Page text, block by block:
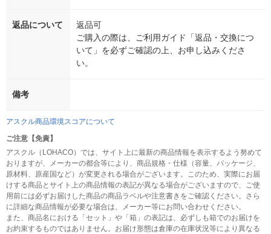
返品について
返品可
ご購入の際は、ご利用ガイド「返品・交換につ
いて」を必ずご確認の上、お申し込みくださ
い。
備考
アスクル商品環境スコアについて
ご注意【免責】
アスクル（LOHACO）では、サイト上に最新の商品情報を表示するよう努めて
おりますが、メーカーの都合等により、商品規格・仕様（容量、パッケージ、
原材料、原産国など）が変更される場合がございます。このため、実際にお届
けする商品とサイト上の商品情報の表記が異なる場合がございますので、ご使
用前には必ずお届けした商品の商品ラベルや注意書きをご確認ください。さら
に詳細な商品情報が必要な場合は、メーカー等にお問い合わせください。
また、商品名における「セット」や「箱」の表記は、必ずしも箱でのお届けを
お約束するものではありません。お届け形態は倉庫の在庫状況等により異なる